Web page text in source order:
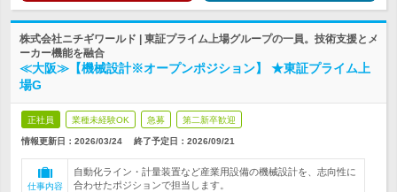
株式会社ニチギワールド | 東証プライム上場グループの一員。技術支援とメ
ーカー機能を融合
≪大阪≫【機械設計※オープンポジション】 ★東証プライム上
場G
正社員 業種未経験OK 急募 第二新卒歓迎
情報更新日：2026/03/24 終了予定日： 2026/09/21
仕事内容
自動化ライン・計量装置など産業用設備の機械設計を、志向性に
合わせたポジションで担当します。